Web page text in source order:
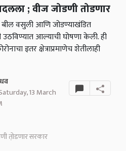
; वीज जोडणी तोडणार
बील वसुली आणि जोडण्याखंडित
उठविण्यात आल्याची घोषणा केली. ही
इतर क्षेत्राप्रमाणेच शेतीलाही
13 March
तो़डणार सरकार